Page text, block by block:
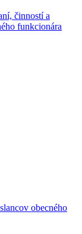
činností a
funkcionára
obecného